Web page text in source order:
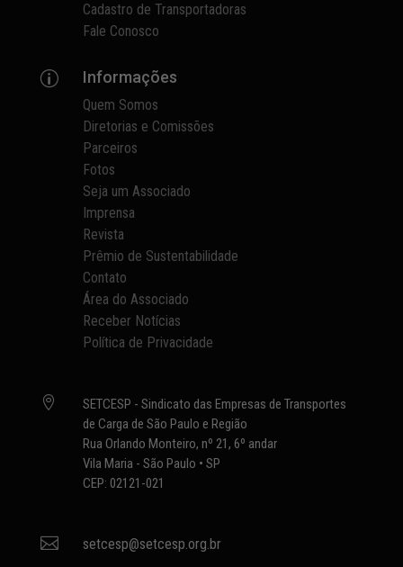
Cadastro de Transportadoras
Fale Conosco
p Informações
Quem Somos
Diretorias e Comissões
Parceiros
Fotos
Seja um Associado
Imprensa
Revista
Prêmio de Sustentabilidade
Contato
Área do Associado
Receber Notícias
Política de Privacidade

SETCESP - Sindicato das Empresas de Transportes
de Carga de São Paulo e Região
Rua Orlando Monteiro, nº 21, 6º andar
Vila Maria - São Paulo • SP
CEP: 02121-021
 setcesp@setcesp.org.br